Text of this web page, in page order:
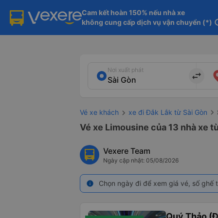
Cam kết hoàn 150% nếu nhà xe
không cung cấp dịch vụ vận chuyển (*)
Nơi xuất phát
import_export
Vé xe khách xe đi Đắk Lắk từ Sài Gòn
Vé xe Limousine của 13 nhà xe
Vexere Team
Ngày cập nhật: 05/08/2026
info Chọn ngày đi để xem giá vé, số